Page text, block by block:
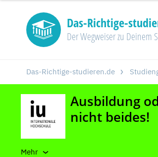
Das-Richtige-
Der Wegweiser zu Deinem
Das-Richtige-studieren.de
Mehr